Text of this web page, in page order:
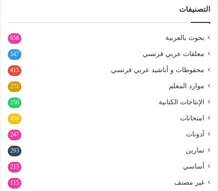
التصنيفات
بحوث بالعربية 658
معلقات عربي فرنسي 547
محفوظات و أناشيد عربي فرنسي 415
موارد المعلم 271
الإنتاجات الكتابية 256
امتحانات 454
آدونات 247
تمارين 293
أساسي 213
غير مصنف 115